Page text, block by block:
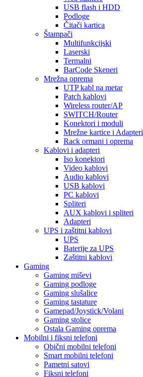
USB flash i HDD
Podloge
Čitači kartica
Štampači
Multifunkcijski
Laserski
Termalni
BarCode Skeneri
Mrežna oprema
UTP kabl na metar
Patch kablovi
Wireless router/AP
SWITCH/Router
Konektori i moduli
Mrežne kartice i Adapteri
Rack ormani i oprema
Kablovi i adapteri
Iso konektori
Video kablovi
Audio kablovi
USB kablovi
PC kablovi
Spliteri
AUX kablovi i spliteri
Adapteri
UPS i zaštitni kablovi
UPS
Baterije za UPS
Zaštitni kablovi
Gaming
Gaming miševi
Gaming podloge
Gaming slušalice
Gaming tastature
Gamepad/Joystick/Volani
Gaming stolice
Ostala Gaming oprema
Mobilni i fiksni telefoni
Obični mobilni telefoni
Smart mobilni telefoni
Pametni satovi
Fiksni telefoni